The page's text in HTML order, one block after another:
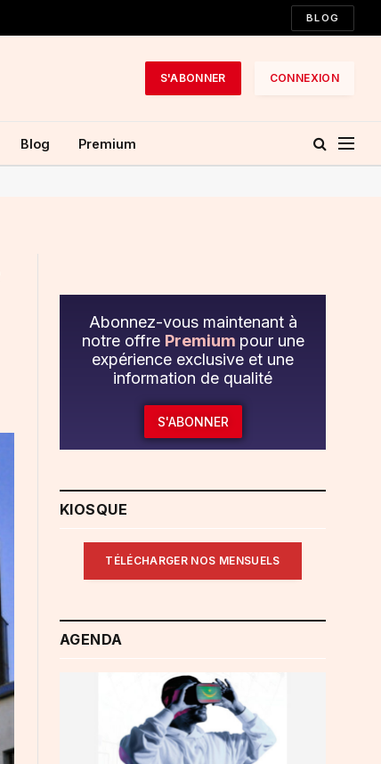
BLOG
S'ABONNER CONNEXION
Blog Premium
Abonnez-vous maintenant à
notre offre Premium pour une
expérience exclusive et une
information de qualité
S'ABONNER
KIOSQUE
TÉLÉCHARGER NOS MENSUELS
AGENDA